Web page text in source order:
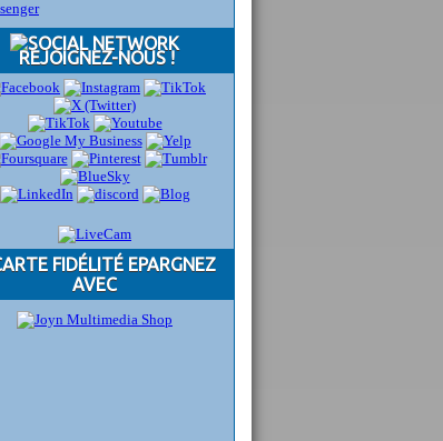
REJOIGNEZ-NOUS !
EPARGNEZ
AVEC